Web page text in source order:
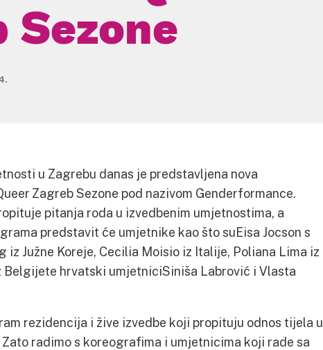
Sezone
u Zagrebu danas je predstavljena nova
Zagreb Sezone pod nazivom Genderformance.
pitanja roda u izvedbenim umjetnostima, a
predstavit će umjetnike kao što suEisa Jocson s
iz Južne Koreje, Cecilia Moisio iz Italije, Poliana Lima iz
Belgijete hrvatski umjetniciSiniša Labrović i Vlasta
rezidencija i žive izvedbe koji propituju odnos tijela u
radimo s koreografima i umjetnicima koji rade sa